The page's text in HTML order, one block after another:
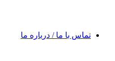
تماس با ما / درباره ما